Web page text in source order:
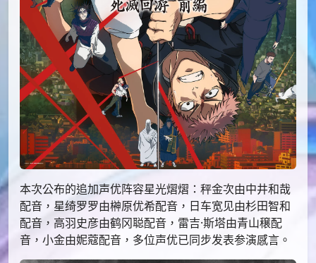
本次公布的追加声优阵容星光熠熠：秤金次由中井和哉
配音，星绮罗罗由榊原优希配音，日车宽见由杉田智和
配音，高羽史彦由鹤冈聪配音，雷吉·斯塔由青山穣配
音，小金由妮蔻配音，多位声优已同步发表参演感言。